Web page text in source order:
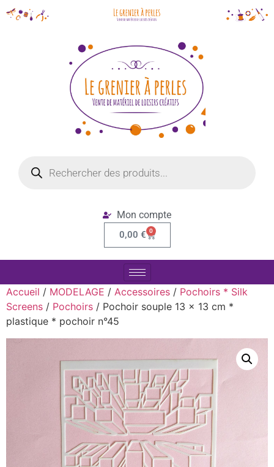
Mon compte
0,00 € 0
Accueil / MODELAGE / Accessoires / Pochoirs * Silk
Screens / Pochoirs / Pochoir souple 13 x 13 cm *
plastique * pochoir n°45